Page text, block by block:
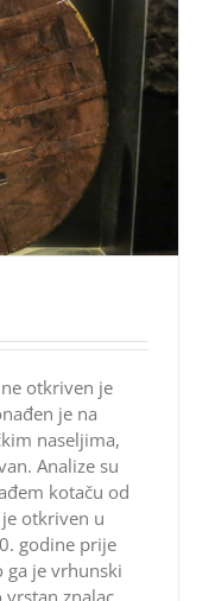
otkriven je
je na
naseljima,
Analize su
kotaču od
otkriven u
godine prije
ga je vrhunski